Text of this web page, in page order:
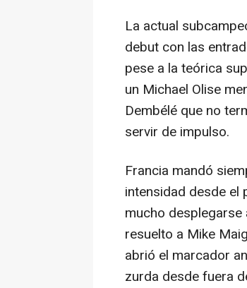
La actual
debut con las
pese a la teórica
un Michael Olise
Dembélé que no
servir de impulso.
Francia mandó
intensidad desde el
mucho
resuelto a Mike
abrió el marcador
zurda desde fuera